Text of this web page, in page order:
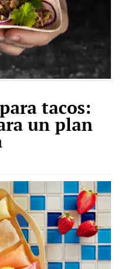
tacos:
un plan